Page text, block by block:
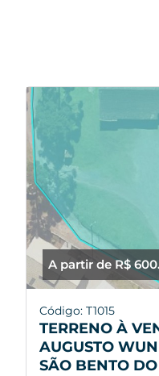
A partir de R$
Código: T1015
TERRENO À
AUGUSTO
SÃO BENTO